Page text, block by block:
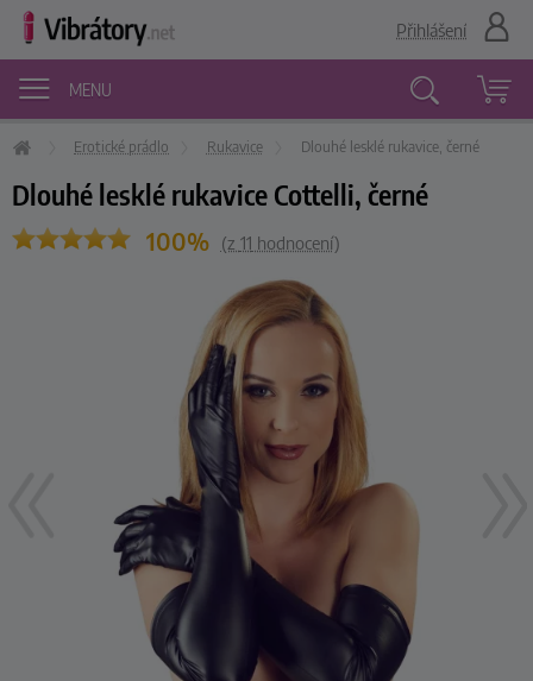
MENU
Vyhledávání
Přihlášení
Erotické prádlo Rukavice Dlouhé lesklé rukavice, černé
Dlouhé lesklé rukavice Cottelli, černé
100% (z 11 hodnocení)